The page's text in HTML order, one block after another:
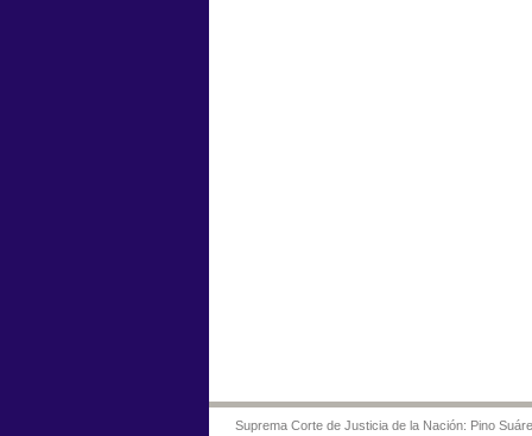
Suprema Corte de Justicia de la Nación: Pino